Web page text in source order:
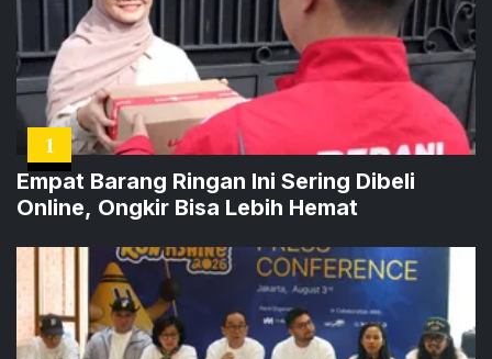
1
Empat Barang Ringan Ini Sering Dibeli
Online, Ongkir Bisa Lebih Hemat